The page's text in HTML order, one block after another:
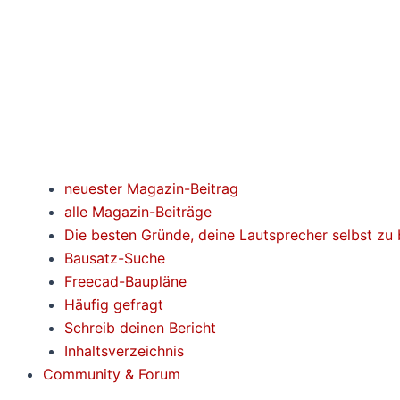
neuester Magazin-Beitrag
alle Magazin-Beiträge
Die besten Gründe, deine Lautsprecher selbst zu
Bausatz-Suche
Freecad-Baupläne
Häufig gefragt
Schreib deinen Bericht
Inhaltsverzeichnis
Community & Forum